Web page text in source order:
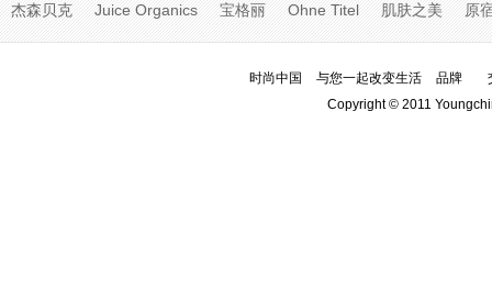
杰森贝克 Juice Organics 宝格丽 Ohne Titel 肌肤之美 原
时尚中国 与您一起改变生活 品牌
Copyright © 2011